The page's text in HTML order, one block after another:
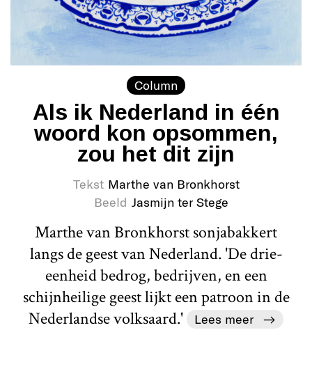
Column
Als ik Nederland in één
woord kon opsommen,
zou het dit zijn
Tekst Marthe van Bronkhorst
Beeld Jasmijn ter Stege
Marthe van Bronkhorst sonjabakkert
langs de geest van Nederland. 'De drie-
eenheid bedrog, bedrijven, en een
schijnheilige geest lijkt een patroon in de
Nederlandse volksaard.'
Lees meer